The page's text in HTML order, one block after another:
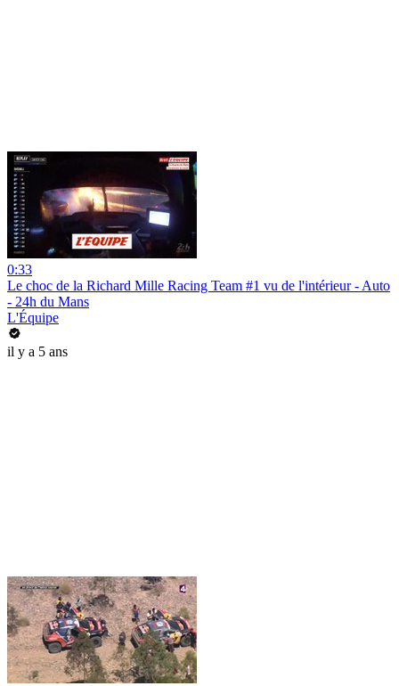
0:33
Le choc de la Richard Mille Racing Team #1 vu de l'intérieur - Auto
- 24h du Mans
L'Équipe
il y a 5 ans